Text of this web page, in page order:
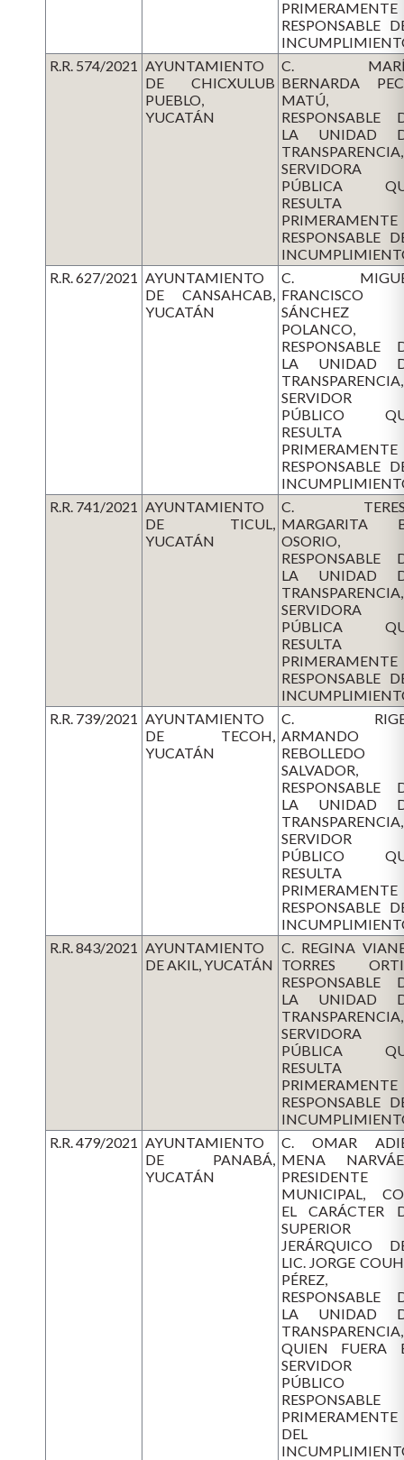
PRIMERAMENTE
RESPONSABLE
R.R. 574/2021 AYUNTAMIENTO
DE CHICXULUB
PUEBLO,
YUCATÁN
C.
BERNARDA
MATÚ,
RESPONSABLE
LA UNIDAD
TRANSPARENCIA,
SERVIDORA
PÚBLICA
RESULTA
PRIMERAMENTE
RESPONSABLE
R.R. 627/2021 AYUNTAMIENTO
DE CANSAHCAB,
YUCATÁN
C.
FRANCISCO
SÁNCHEZ
POLANCO,
RESPONSABLE
LA UNIDAD
TRANSPARENCIA,
SERVIDOR
PÚBLICO
RESULTA
PRIMERAMENTE
RESPONSABLE
R.R. 741/2021 AYUNTAMIENTO
DE TICUL,
YUCATÁN
C.
MARGARITA
OSORIO,
RESPONSABLE
LA UNIDAD
TRANSPARENCIA,
SERVIDORA
PÚBLICA
RESULTA
PRIMERAMENTE
RESPONSABLE
R.R. 739/2021 AYUNTAMIENTO
DE TECOH,
YUCATÁN
C.
ARMANDO
REBOLLEDO
SALVADOR,
RESPONSABLE
LA UNIDAD
TRANSPARENCIA,
SERVIDOR
PÚBLICO
RESULTA
PRIMERAMENTE
RESPONSABLE
R.R. 843/2021 AYUNTAMIENTO
DE AKIL, YUCATÁN
C. REGINA
TORRES
RESPONSABLE
LA UNIDAD
TRANSPARENCIA,
SERVIDORA
PÚBLICA
RESULTA
PRIMERAMENTE
RESPONSABLE
R.R. 479/2021 AYUNTAMIENTO
DE PANABÁ,
YUCATÁN
C. OMAR
MENA
PRESIDENTE
MUNICIPAL,
EL CARÁCTER
SUPERIOR
JERÁRQUICO
LIC. JORGE
PÉREZ,
RESPONSABLE
LA UNIDAD
TRANSPARENCIA,
QUIEN FUERA
SERVIDOR
PÚBLICO
RESPONSABLE
PRIMERAMENTE
DEL